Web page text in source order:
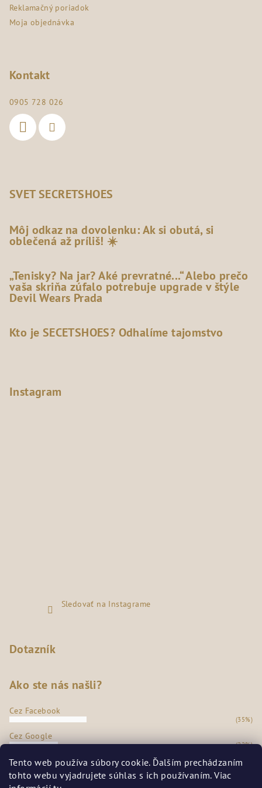
Tento web používa súbory cookie. Ďalším prechádzaním
tohto webu vyjadrujete súhlas s ich používaním. Viac
Reklamačný poriadok
Moja objednávka
Kontakt
0905 728 026
SVET SECRETSHOES
Môj odkaz na dovolenku: Ak si obutá, si
oblečená až príliš! ☀️
„Tenisky? Na jar? Aké prevratné...“ Alebo prečo
vaša skriňa zúfalo potrebuje upgrade v štýle
Devil Wears Prada
Kto je SECETSHOES? Odhalíme tajomstvo
Instagram
Sledovať na Instagrame
Dotazník
Ako ste nás našli?
Cez Facebook
(35%)
Cez Google
(22%)
Z našej predajne